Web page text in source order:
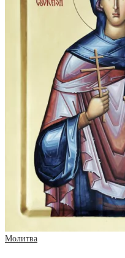
Молитва